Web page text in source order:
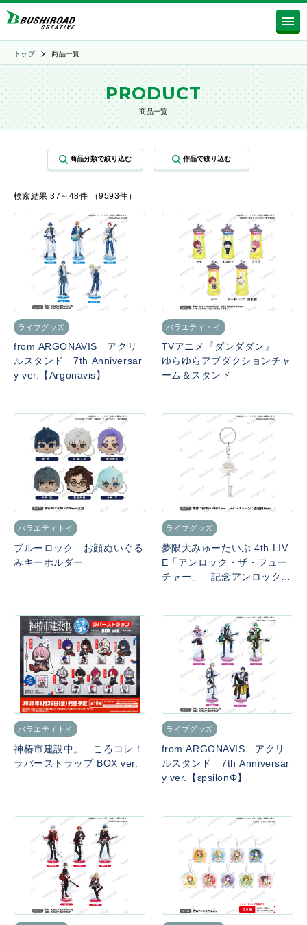
トップ 商品一覧
PRODUCT
商品一覧
検索結果 37～48件 （9593件）
ライブグッズ
from ARGONAVIS アクリ
ルスタンド 7th Anniversar
y ver.【Argonavis】
バラエティトイ
TVアニメ『ダンダダン』
ゆらゆらアブダクションチャ
ーム＆スタンド
バラエティトイ
ブルーロック お顔ぬいぐる
みキーホルダー
ライブグッズ
夢限大みゅーたいぷ 4th LIV
E「アンロック・ザ・フュー
チャー」 記念アンロックキ
バラエティトイ
神椿市建設中。 ころコレ！
ラバーストラップ BOX ver.
ライブグッズ
from ARGONAVIS アクリ
ルスタンド 7th Anniversar
y ver.【εpsilonΦ】